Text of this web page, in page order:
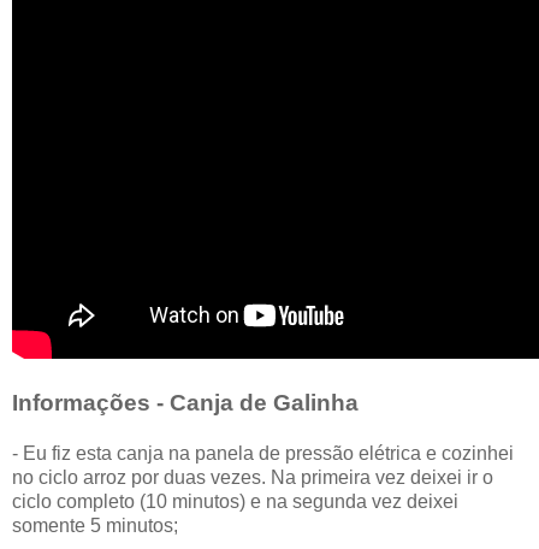
Informações - Canja de Galinha
- Eu fiz esta canja na panela de pressão elétrica e cozinhei
no ciclo arroz por duas vezes. Na primeira vez deixei ir o
ciclo completo (10 minutos) e na segunda vez deixei
somente 5 minutos;